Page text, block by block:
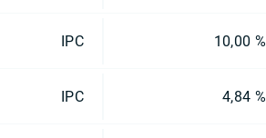
IPC 10,00 %
IPC 4,84 %